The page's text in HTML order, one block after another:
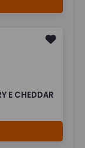
E CHEDDAR